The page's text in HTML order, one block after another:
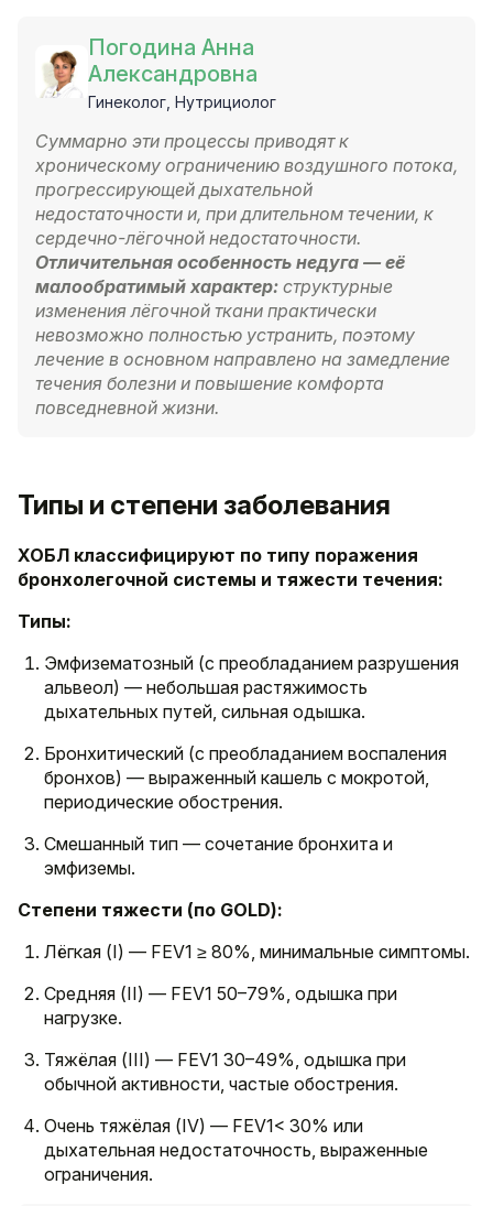
Погодина Анна
Александровна
Гинеколог, Нутрициолог
Суммарно эти процессы приводят к
хроническому ограничению воздушного потока,
прогрессирующей дыхательной
недостаточности и, при длительном течении, к
сердечно-лёгочной недостаточности.
Отличительная особенность недуга — её
малообратимый характер: структурные
изменения лёгочной ткани практически
невозможно полностью устранить, поэтому
лечение в основном направлено на замедление
течения болезни и повышение комфорта
повседневной жизни.
Типы и степени заболевания
ХОБЛ классифицируют по типу поражения
бронхолегочной системы и тяжести течения:
Типы:
Эмфизематозный (с преобладанием разрушения
альвеол) — небольшая растяжимость
дыхательных путей, сильная одышка.
Бронхитический (с преобладанием воспаления
бронхов) — выраженный кашель с мокротой,
периодические обострения.
Смешанный тип — сочетание бронхита и
эмфиземы.
Степени тяжести (по GOLD):
Лёгкая (I) — FEV1 ≥ 80%, минимальные симптомы.
Средняя (II) — FEV1 50–79%, одышка при
нагрузке.
Тяжёлая (III) — FEV1 30–49%, одышка при
обычной активности, частые обострения.
Очень тяжёлая (IV) — FEV1< 30% или
дыхательная недостаточность, выраженные
ограничения.